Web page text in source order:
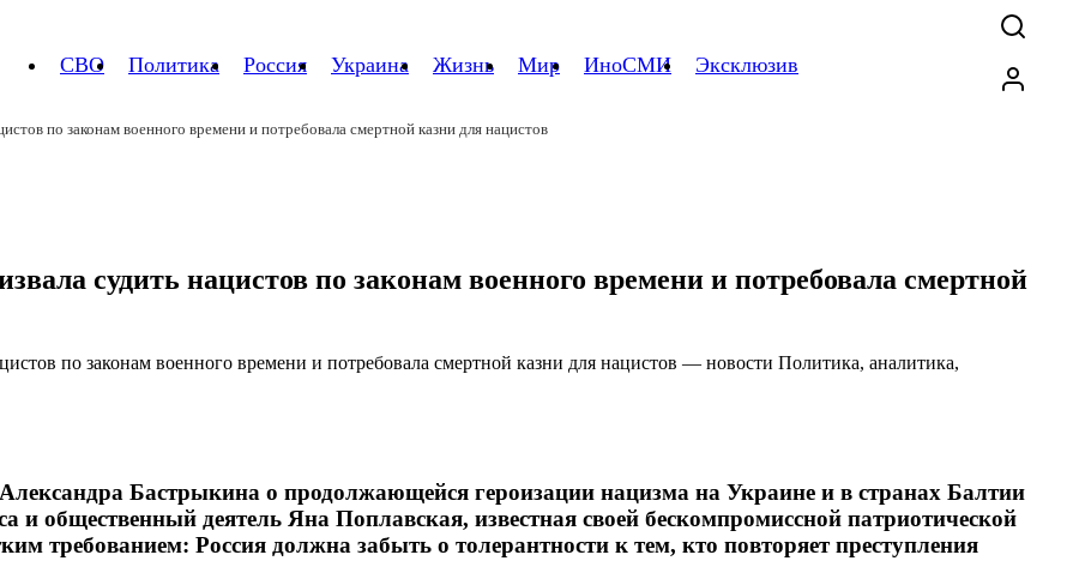
СВО Политика Россия Украина Жизнь Мир ИноСМИ Эксклюзив
по законам военного времени и потребовала смертной казни для нацистов
судить нацистов по законам военного времени и потребовала смертной
Александра Бастрыкина о продолжающейся героизации нацизма на Украине и в странах Балтии
общественный деятель Яна Поплавская, известная своей бескомпромиссной патриотической
требованием: Россия должна забыть о толерантности к тем, кто повторяет преступления